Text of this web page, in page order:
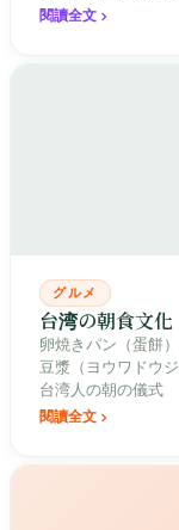
閱讀全文
グルメ
台湾の朝食文化
卵焼きパン（蛋餅
豆漿（ヨウワドウ
台湾人の朝の儀式
閱讀全文